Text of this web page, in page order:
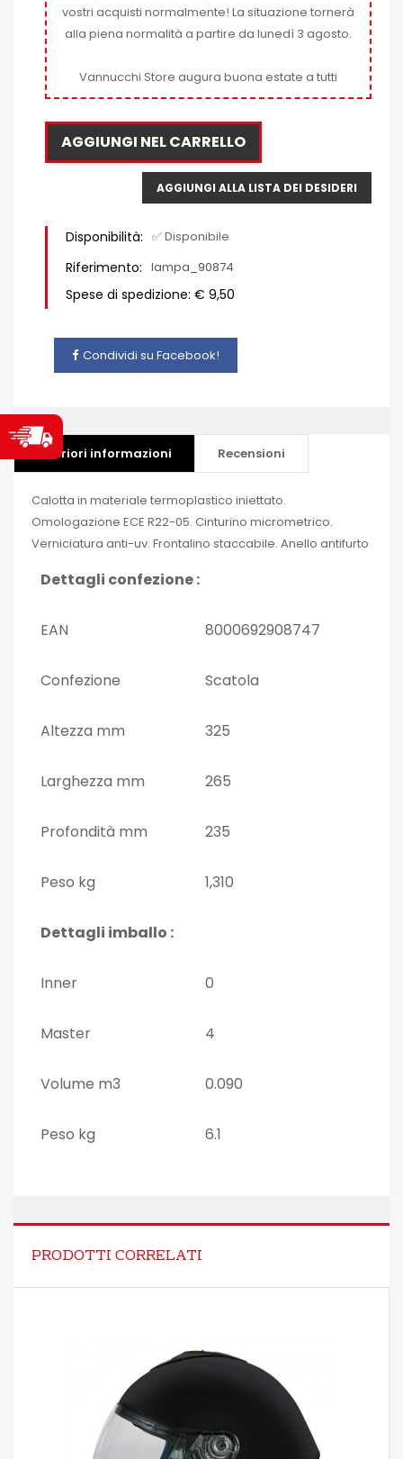
vostri acquisti normalmente! La situazione tornerà
alla piena normalità a partire da lunedì 3 agosto.
Vannucchi Store augura buona estate a tutti
AGGIUNGI NEL CARRELLO
AGGIUNGI ALLA LISTA DEI DESIDERI
Disponibilità: ✅ Disponibile
Riferimento: lampa_90874
Spese di spedizione: € 9,50
Condividi su Facebook!
Ulteriori informazioni Recensioni
Calotta in materiale termoplastico iniettato.
Omologazione ECE R22-05. Cinturino micrometrico.
Verniciatura anti-uv. Frontalino staccabile. Anello antifurto
Dettagli confezione :
EAN 8000692908747
Confezione Scatola
Altezza mm 325
Larghezza mm 265
Profondità mm 235
Peso kg 1,310
Dettagli imballo :
Inner 0
Master 4
Volume m3 0.090
Peso kg 6.1
PRODOTTI CORRELATI